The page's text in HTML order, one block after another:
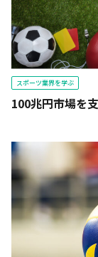
スポーツ業界を学ぶ
100兆円市場を